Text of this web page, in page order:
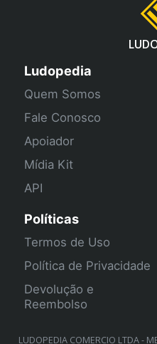
Ludopedia
Quem Somos
Fale Conosco
Apoiador
Mídia Kit
API
Políticas
Termos de Uso
Política de Privacidade
Devolução e
Reembolso
LUDOPEDIA COMERCIO LTDA -